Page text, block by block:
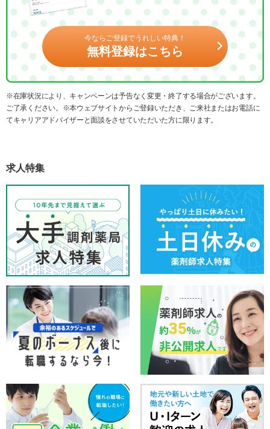
今ならご登録でうれしい特典！
無料登録はこちら
※在庫状況により、キャンペーンは予告なく変更・終了する場合がございます。
ご了承ください。※本ウェブサイトからご登録いただき、ご来社またはお電話に
てキャリアアドバイザーと面談をさせていただいた方に限ります。
求人特集